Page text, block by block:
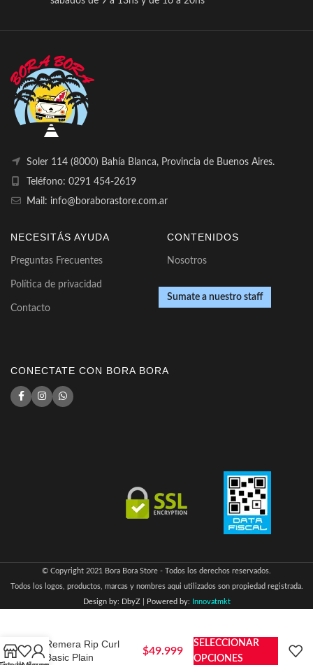
Soler 114 (8000) Bahía Blanca, Provincia de Buenos Aires.
Teléfono: 0291 454-2619
Mail: info@boraborastore.com.ar
NECESITÁS AYUDA
Preguntas Frecuentes
Política de privacidad
Contacto
CONTENIDOS
Nosotros
Sumate a nuestro staff
CONECTATE CON BORA BORA
© Copyright 2021 Bora Bora Store - Todos los derechos reservados.
Todos los logos, productos, marcas y nombres aqui utilizados son propiedad registrada.
Design by: DbyZ| Powered by: Innovatmkt
Remera Rip Curl
Basic Plain
$49.999
SELECCIONAR
OPCIONES